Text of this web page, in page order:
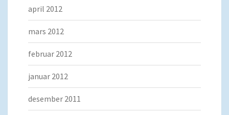
april 2012
mars 2012
februar 2012
januar 2012
desember 2011